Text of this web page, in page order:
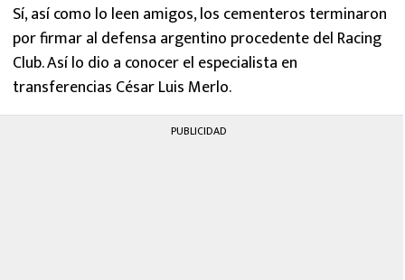
Sí, así como lo leen amigos, los cementeros terminaron
por firmar al defensa argentino procedente del Racing
Club. Así lo dio a conocer el especialista en
transferencias César Luis Merlo.
PUBLICIDAD